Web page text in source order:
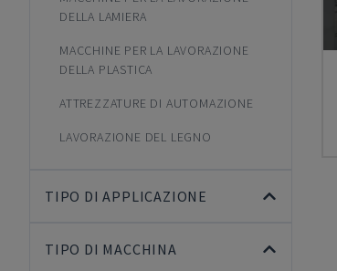
DELLA LAMIERA
MACCHINE PER LA LAVORAZIONE
DELLA PLASTICA
ATTREZZATURE DI AUTOMAZIONE
LAVORAZIONE DEL LEGNO
TIPO DI APPLICAZIONE
TIPO DI MACCHINA